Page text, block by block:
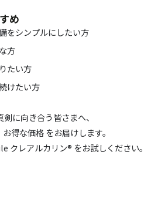
め
をシンプルにしたい方
方
たい方
けたい方
に向き合う皆さまへ、
得な価格 をお届けします。
クレアルカリン® をお試しください。